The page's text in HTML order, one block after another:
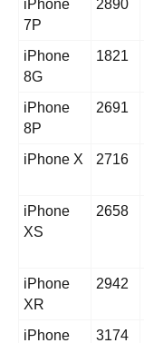
iPhone
7P
2890
iPhone
8G
1821
iPhone
8P
2691
iPhone X 2716
iPhone
XS
2658
iPhone
XR
2942
iPhone
3174